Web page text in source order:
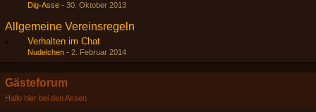
Dig-Asse - 30. Oktober 2013
Allgemeine Vereinsregeln
Verhalten im Chat
Nudelchen - 2. Februar 2014
Gästeforum
Hallo hier bei den Assen